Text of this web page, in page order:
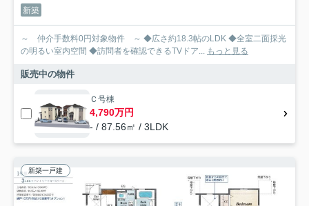
新築
～ 仲介手数料0円対象物件 ～ ◆広さ約18.3帖のLDK ◆全室二面採光
の明るい室内空間 ◆訪問者を確認できるTVドア... もっと見る
販売中の物件
Ｃ号棟
4,790万円
- / 87.56㎡ / 3LDK
新築一戸建